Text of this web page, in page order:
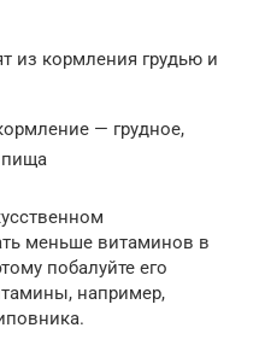
из кормления грудью и
— грудное,
пища
меньше витаминов в
побалуйте его
например,